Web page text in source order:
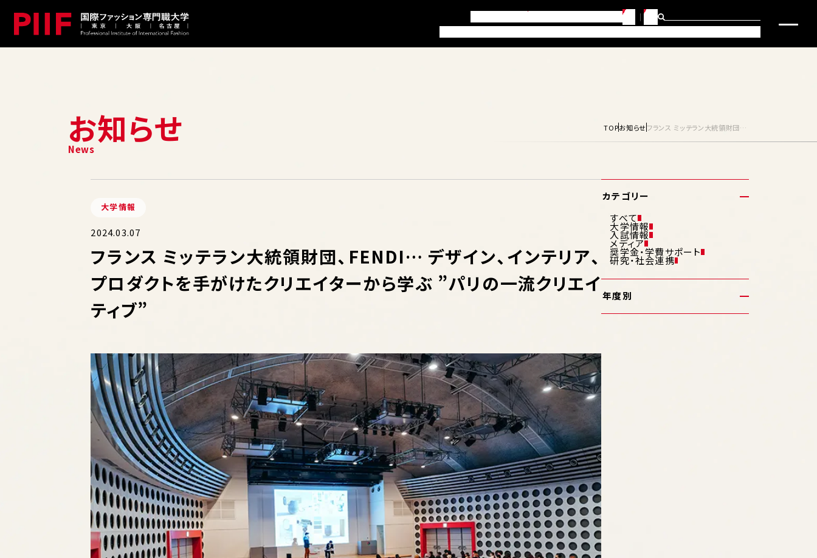
JP EN
お知らせ TOPお知らせ フランス ミッテラン大統領財団、FENDI… デザイン、インテリア、プロダクトを手がけたクリエイターから学ぶ ”パリの一流クリエイティブ”
カテゴリー
すべて
大学情報
入試情報
メディア
奨学金・学費サポート
研究・社会連携
年度別
大学情報
2024.03.07
フランス ミッテラン大統領財団、FENDI… デザイン、インテリア、
プロダクトを手がけたクリエイターから学ぶ ”パリの一流クリエイ
ティブ”